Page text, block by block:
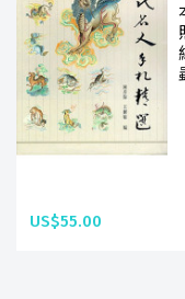
US$55.00